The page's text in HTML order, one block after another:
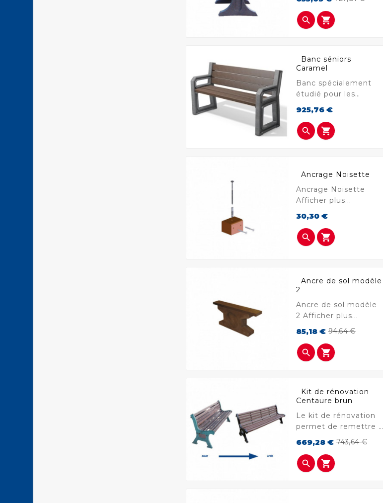
 
Banc séniors
Caramel
Banc spécialement
étudié pour les
925,76 €Prix
 
Ancrage Noisette
Ancrage Noisette
Afficher plus...
30,30 €Prix
 
Ancre de sol modèle
2
Ancre de sol modèle
2 Afficher plus...
85,18 € 94,64 €
 
Kit de rénovation
Centaure brun
Le kit de rénovation
permet de remettre à
neuf facilement et
rapidement un banc
en bois usé par le
temps. Afficher plus...
669,28 € 743,64 €
 